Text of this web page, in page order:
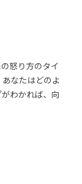
怒り方のタイ
なたはどのよ
わかれば、向